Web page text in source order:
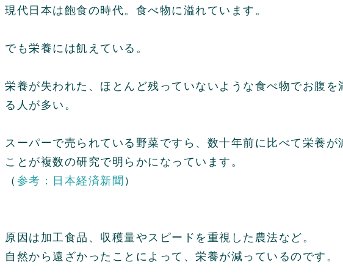
現代日本は飽食の時代。食べ物に溢れています。
でも栄養には飢えている。
栄養が失われた、ほとんど残っていないような食べ物でお腹を
る人が多い。
スーパーで売られている野菜ですら、数十年前に比べて栄養が
ことが複数の研究で明らかになっています。
（ 参考：日本経済新聞 ）
原因は加工食品、収穫量やスピードを重視した農法など。
自然から遠ざかったことによって、栄養が減っているのです。